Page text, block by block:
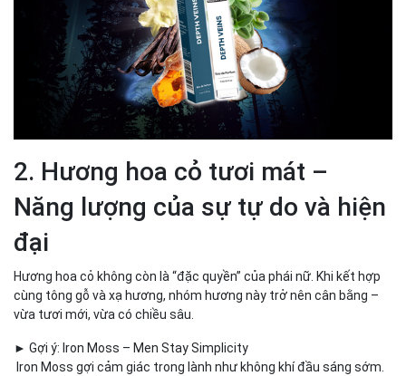
2. Hương hoa cỏ tươi mát –
Năng lượng của sự tự do và hiện
đại
Hương hoa cỏ không còn là “đặc quyền” của phái nữ. Khi kết hợp
cùng tông gỗ và xạ hương, nhóm hương này trở nên cân bằng –
vừa tươi mới, vừa có chiều sâu.
► Gợi ý: Iron Moss – Men Stay Simplicity
Iron Moss gợi cảm giác trong lành như không khí đầu sáng sớm.